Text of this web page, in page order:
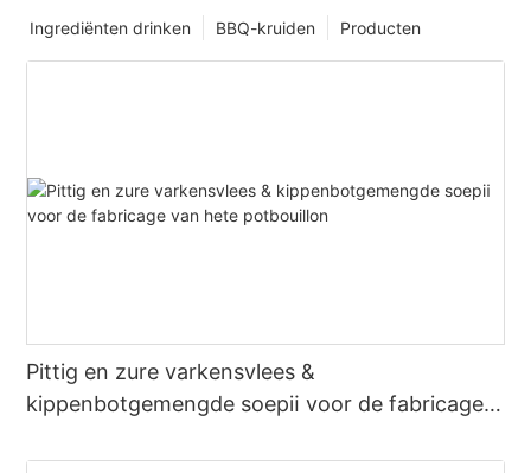
Producten
BBQ-kruiden
Ingrediënten drinken
Pittig en zure varkensvlees &
kippenbotgemengde soepⅱ voor de fabricage